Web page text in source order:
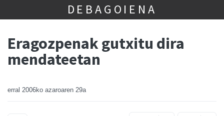
DEBAGOIENA
Eragozpenak gutxitu dira
mendateetan
erral 2006ko azaroaren 29a